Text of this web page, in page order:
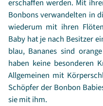
erschaffen werden. Mit
Bonbons verwandelten in
wiederum mit ihren
Baby hat je nach Besitzer
blau, Bananes sind
haben keine besonderen
Allgemeinen mit
Schöpfer der Bonbon
sie mit ihm.